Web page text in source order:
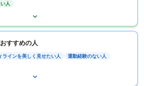
人
すすめの人
ラインを美しく見せたい人 運動経験のない人